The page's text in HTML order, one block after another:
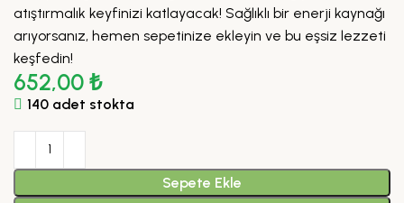
atıştırmalık keyfinizi katlayacak! Sağlıklı bir enerji kaynağı
arıyorsanız, hemen sepetinize ekleyin ve bu eşsiz lezzeti
keşfedin!
652,00₺
140 adet stokta
Sepete Ekle